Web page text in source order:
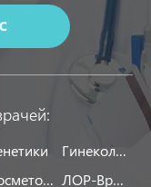
Гинекологи
Косметологи
ЛОР-Врачи